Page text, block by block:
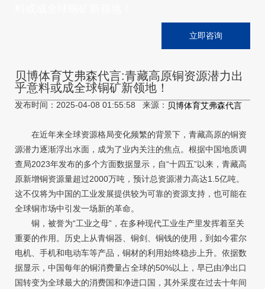
立即咨询
贝博体育艾弗森代言:青藏高原铜资源潜力出
乎意料或成全球铜矿新领地！
发布时间：2025-04-08 01:55:58 来源： 贝博体育艾弗森代言
在近年来全球资源格局变化频繁的背景下，青藏高原的铜资
源潜力逐渐浮出水面，成为了业内关注的焦点。根据中国地质调
查局2023年发布的多个方面数据显示，自“十四五”以来，青藏高
原新增铜资源量超过2000万吨，预计总资源潜力高达1.5亿吨。
这不仅将为中国的工业发展提供较为可靠的资源支持，也可能在
全球铜市场中引发一场新的革命。
铜，被誉为“工业之母”，在多种现代工业生产里发挥着至关
重要的作用。历史上从青铜器、铜剑、铜钱的使用，到如今霍尔
电机、手机和电动车等产品，铜材的利用始终稳步上升。依据数
据显示，中国每年的铜消费量占全球的50%以上，早已由净出口
国转变为全球最大的消费国和净进口国，其外采度在过去十年间